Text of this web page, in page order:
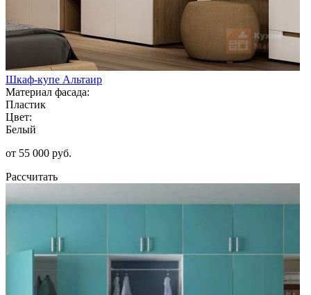
Шкаф-купе Альтаир
Материал фасада:
Пластик
Цвет:
Белый
от 55 000 руб.
Рассчитать